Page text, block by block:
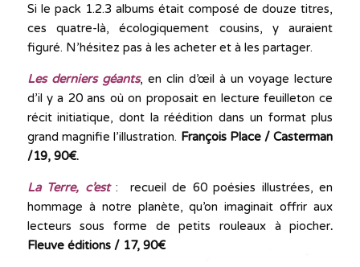
Si le pack 1.2.3 albums était composé de douze titres,
ces quatre-là, écologiquement cousins, y auraient
figuré. N’hésitez pas à les acheter et à les partager.
Les derniers géants, en clin d’œil à un voyage lecture
d’il y a 20 ans où on proposait en lecture feuilleton ce
récit initiatique, dont la réédition dans un format plus
grand magnifie l’illustration. François Place / Casterman
/19, 90€.
La Terre, c’est: recueil de 60 poésies illustrées, en
hommage à notre planète, qu’on imaginait offrir aux
lecteurs sous forme de petits rouleaux à piocher.
Fleuve éditions / 17, 90€